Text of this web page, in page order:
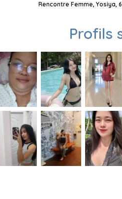
Rencontre Femme, Yosiya,
Profils